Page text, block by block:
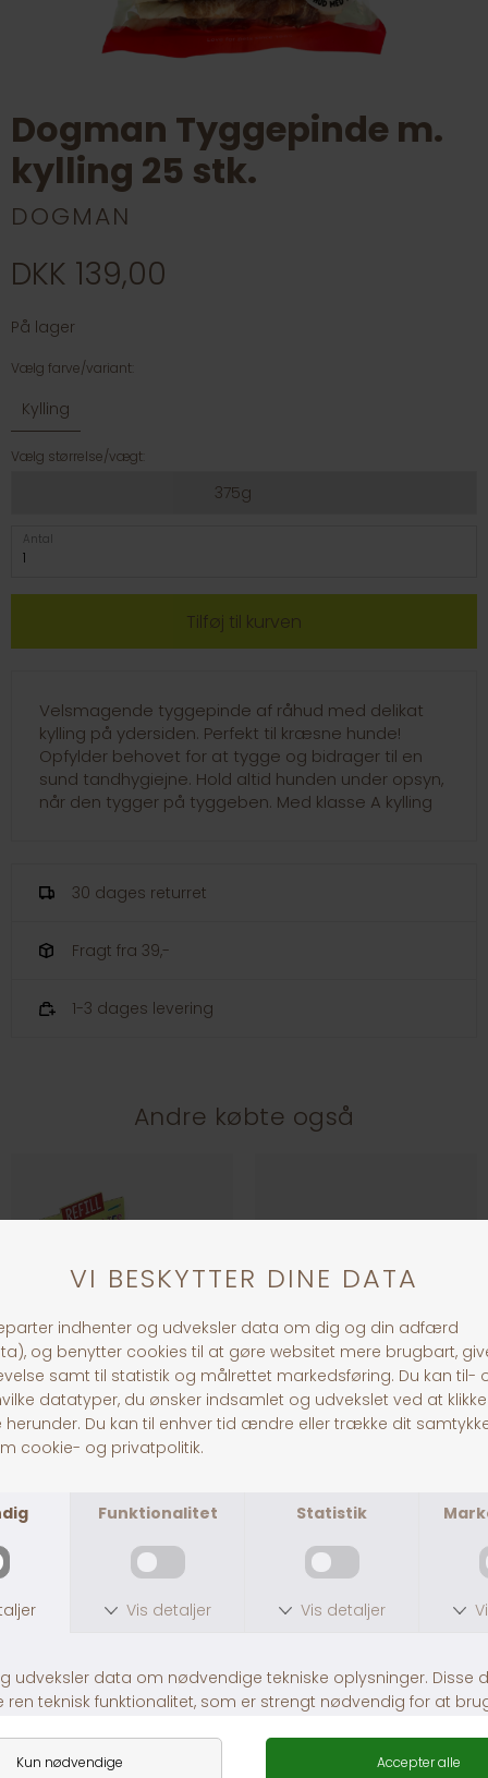
Dogman Tyggepinde m.
kylling 25 stk.
DOGMAN
DKK 139,00
På lager
Vælg farve/variant:
Kylling
Vælg størrelse/vægt:
375g
Antal
Velsmagende tyggepinde af råhud med delikat
kylling på ydersiden. Perfekt til kræsne hunde!
Opfylder behovet for at tygge og bidrager til en
sund tandhygiejne. Hold altid hunden under opsyn,
når den tygger på tyggeben. Med klasse A kylling
30 dages returret
Fragt fra 39,-
1-3 dages levering
Andre købte også